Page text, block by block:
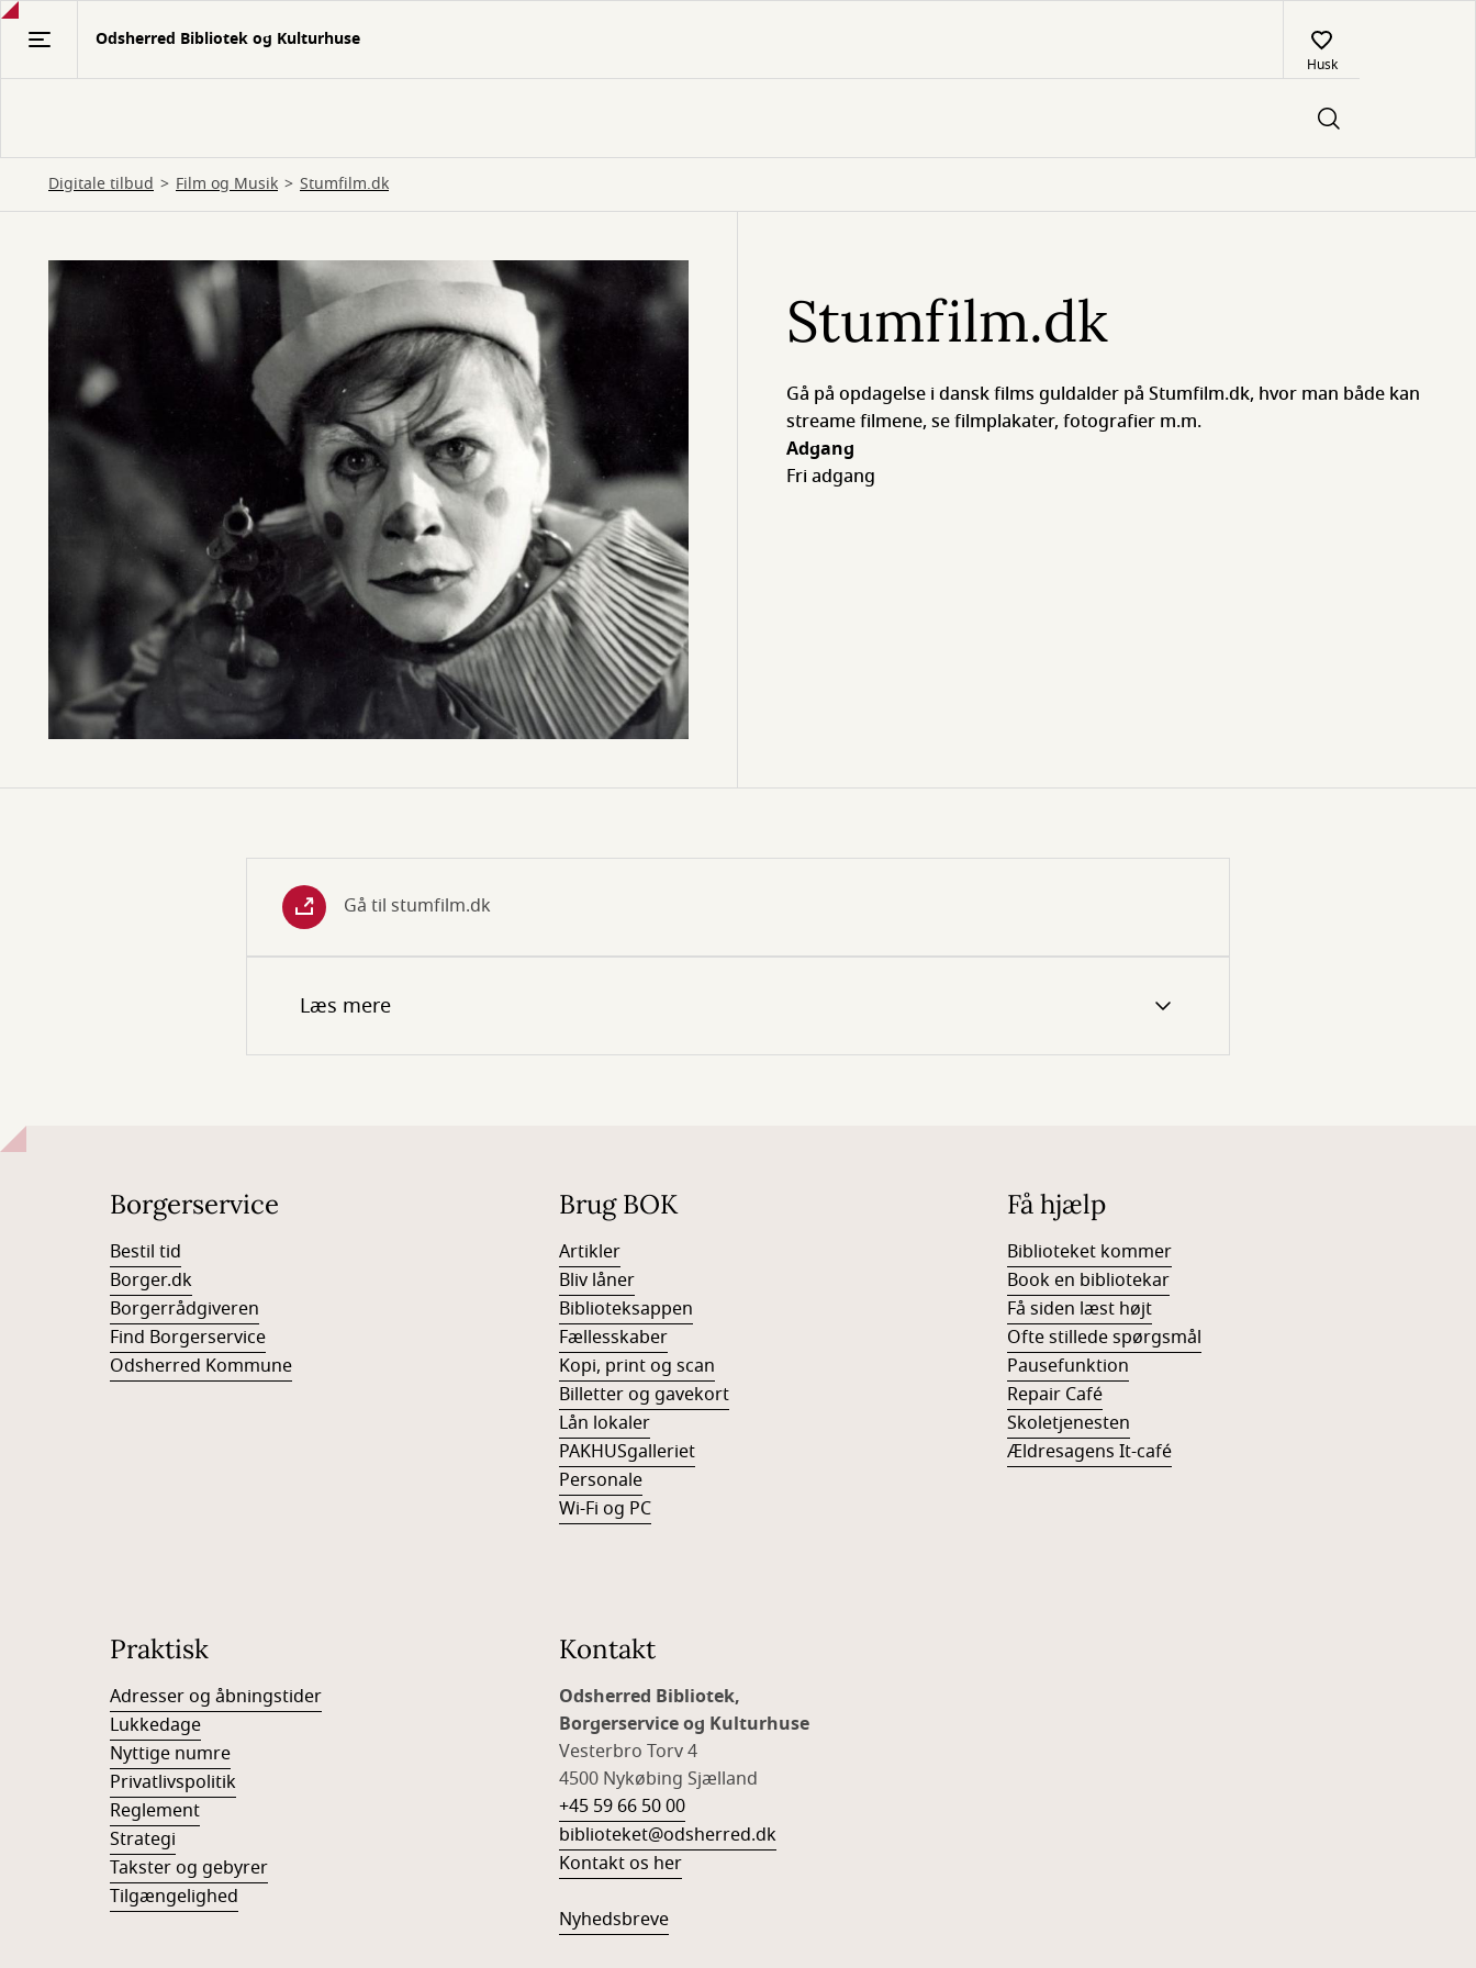
Gå
Odsherred Bibliotek og Kulturhuse
Husk
Digitale tilbud Film og Musik Stumfilm.dk
Stumfilm.dk
Gå på opdagelse i dansk films guldalder på Stumfilm.dk, hvor man både kan
streame filmene, se filmplakater, fotografier m.m.
Adgang
Fri adgang
Gå til stumfilm.dk
Læs mere
Borgerservice
Bestil tid
Borger.dk
Borgerrådgiveren
Find Borgerservice
Odsherred Kommune
Brug BOK
Artikler
Bliv låner
Biblioteksappen
Fællesskaber
Kopi, print og scan
Billetter og gavekort
Lån lokaler
PAKHUSgalleriet
Personale
Wi-Fi og PC
Få hjælp
Biblioteket kommer
Book en bibliotekar
Få siden læst højt
Ofte stillede spørgsmål
Pausefunktion
Repair Café
Skoletjenesten
Ældresagens It-café
Praktisk
Adresser og åbningstider
Lukkedage
Nyttige numre
Privatlivspolitik
Reglement
Strategi
Takster og gebyrer
Tilgængelighed
Kontakt
Odsherred Bibliotek,
Borgerservice og Kulturhuse
Vesterbro Torv 4
4500 Nykøbing Sjælland
+45 59 66 50 00
biblioteket@odsherred.dk
Kontakt os her
Nyhedsbreve